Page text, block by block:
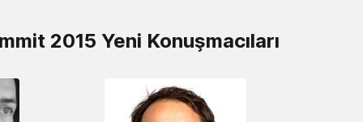
2015 Yeni Konuşmacıları